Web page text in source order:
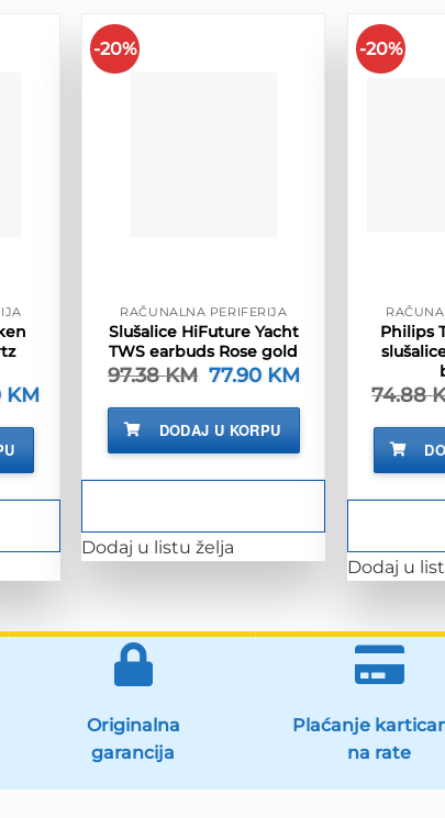
KM
252.90 KM.
-20%
RAČUNALNA PERIFERIJA
Slušalice HiFuture Yacht
TWS earbuds Rose gold
97.38KM Izvorna
cijena
bila
97.38 KM.
77.90 KM
je:
DODAJ U KORPU
Dodaj u listu želja
-20%
Philips
74.88
Dodaj u
Originalna
garancija
Plaćanje
na rate